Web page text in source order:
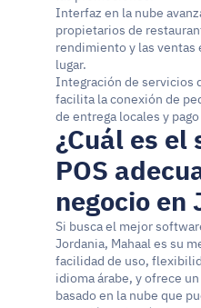
Interfaz en la nube
propietarios de
rendimiento y las
lugar.
Integración de servicios
facilita la conexión de
de entrega locales y
¿Cuál es
POS
negocio en
Si busca el mejor
Jordania, Mahaal es su
facilidad de uso,
idioma árabe, y ofrece
basado en la nube que